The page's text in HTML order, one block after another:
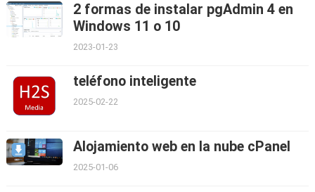
2 formas de instalar pgAdmin 4 en
Windows 11 o 10
2023-01-23
teléfono inteligente
2025-02-22
Alojamiento web en la nube cPanel
2025-01-06